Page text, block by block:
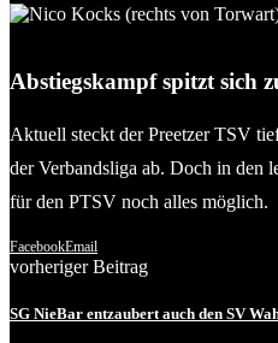
Abstiegskampf spitzt sich
Aktuell steckt der Preetzer TSV
der Verbandsliga ab. Doch in den
für den PTSV noch alles möglich.
FacebookEmail
vorheriger Beitrag
SG NieBar entzaubert auch den SV